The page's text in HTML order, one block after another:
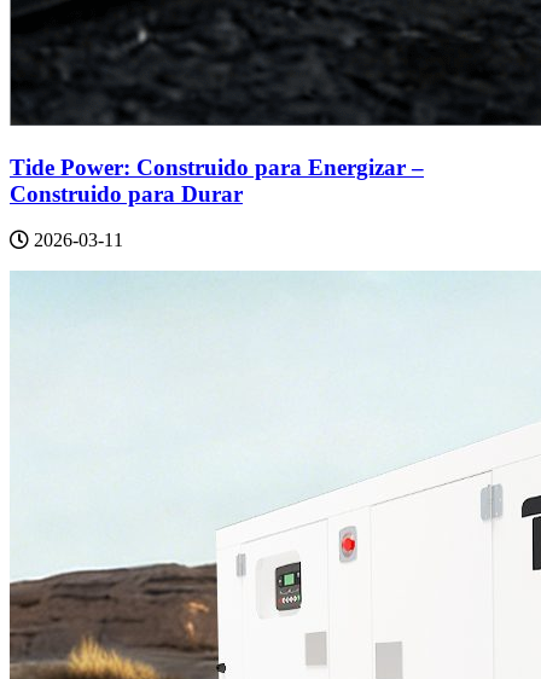
Tide Power: Construido para Energizar –
Construido para Durar
2026-03-11